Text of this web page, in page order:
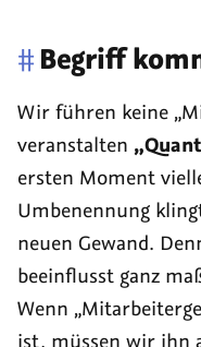
# Begriff
Wir führen keine
veranstalten
ersten Moment
Umbenennung
neuen Gewand.
beeinflusst ganz
Wenn
ist, müssen wir ihn